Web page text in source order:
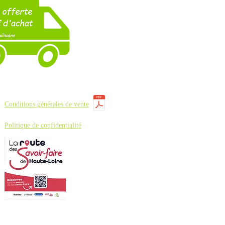
Conditions générales de vente
Politique de confidentialité